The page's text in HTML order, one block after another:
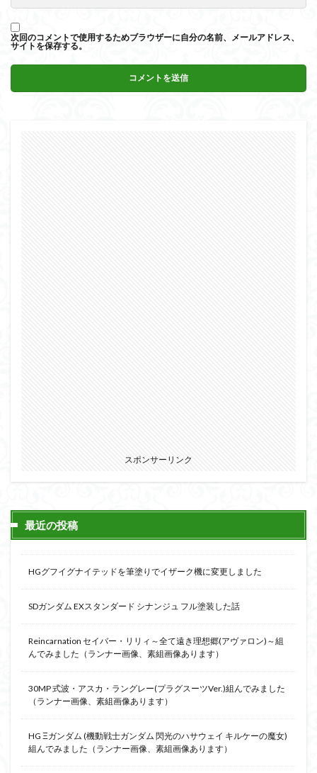
次回のコメントで使用するためブラウザーに自分の名前、メールアドレス、
サイトを保存する。
スポンサーリンク
最近の投稿
HGグフイグナイテッドを筆塗りでイザーク機に変更しました
SDガンダム EXスタンダード シナンジュ フル塗装した話
Reincarnation セイバー・リリィ～全て遠き理想郷(アヴァロン)～組
んでみました（ランナー画像、素組画像あります）
30MP 式波・アスカ・ラングレー(プラグスーツVer.)組んでみました
（ランナー画像、素組画像あります）
HG Ξガンダム (機動戦士ガンダム 閃光のハサウェイ キルケーの魔女)
組んでみました（ランナー画像、素組画像あります）